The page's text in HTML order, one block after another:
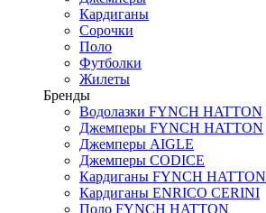
Кардиганы
Сорочки
Поло
Футболки
Жилеты
Бренды
Водолазки FYNCH HATTON
Джемперы FYNCH HATTON
Джемперы AIGLE
Джемперы CODICE
Кардиганы FYNCH HATTON
Кардиганы ENRICO CERINI
Поло FYNCH HATTON